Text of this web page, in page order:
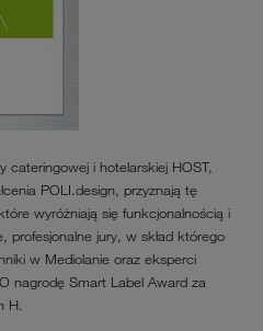
cateringowej i hotelarskiej HOST,
POLI.design, przyznają tę
wyróżniają się funkcjonalnością i
profesjonalne jury, w skład którego
w Mediolanie oraz eksperci
nagrodę Smart Label Award za
H.